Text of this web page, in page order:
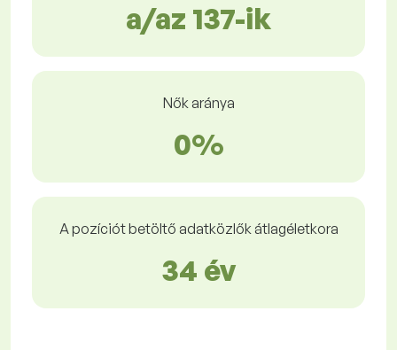
a/az 137-ik
Nők aránya
0%
A pozíciót betöltő adatközlők átlagéletkora
34 év